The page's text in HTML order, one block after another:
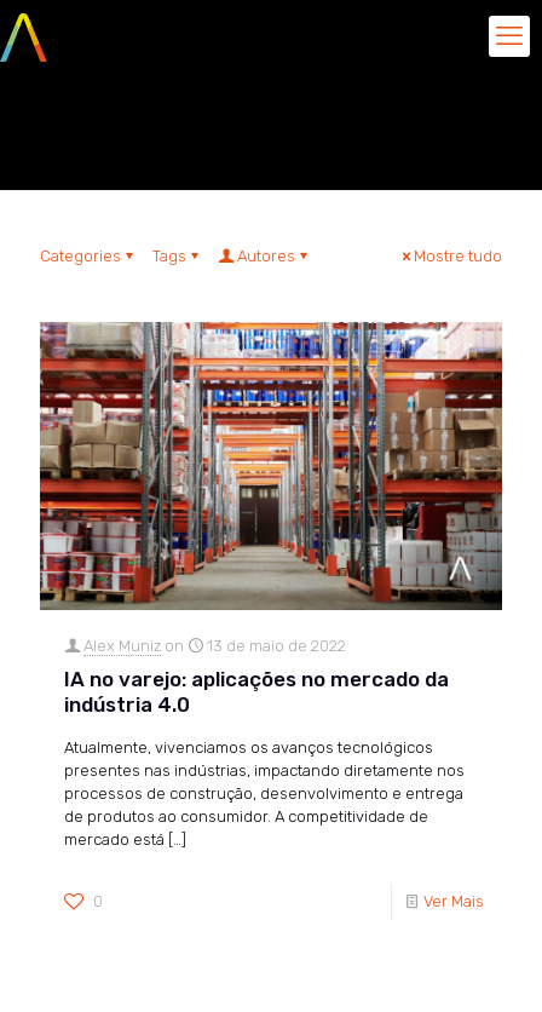
Categories Tags Autores Mostre tudo
Alex Muniz on 13 de maio de 2022
IA no varejo: aplicações no mercado da
indústria 4.0
Atualmente, vivenciamos os avanços tecnológicos
presentes nas indústrias, impactando diretamente nos
processos de construção, desenvolvimento e entrega
de produtos ao consumidor. A competitividade de
mercado está […]
0 Ver Mais